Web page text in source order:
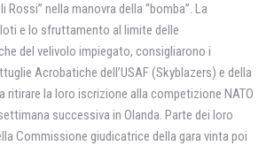
Rossi” nella manovra della “bomba”. La
e lo sfruttamento al limite delle
del velivolo impiegato, consigliarono i
Acrobatiche dell’USAF (Skyblazers) e della
ritirare la loro iscrizione alla competizione NATO
successiva in Olanda. Parte dei loro
Commissione giudicatrice della gara vinta poi